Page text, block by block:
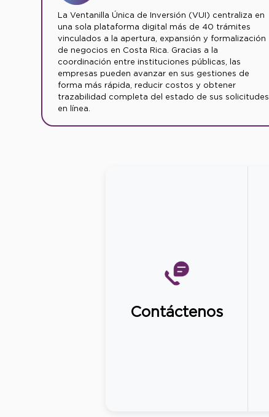
La Ventanilla Única de Inversión (VUI) centraliza en
una sola plataforma digital más de 40 trámites
vinculados a la apertura, expansión y formalización
de negocios en Costa Rica. Gracias a la
coordinación entre instituciones públicas, las
empresas pueden avanzar en sus gestiones de
forma más rápida, reducir costos y obtener
trazabilidad completa del estado de sus solicitudes
en línea.
Contáctenos